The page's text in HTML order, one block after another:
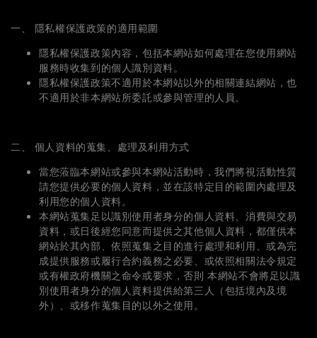
一、 隱私權保護政策的適用範圍
隱私權保護政策內容，包括本網站如何處理在您使用網站
服務時收集到的個人識別資料。
隱私權保護政策不適用於本網站以外的相關連結網站，也
不適用於非本網站所委託或參與管理的人員。
二、 個人資料的蒐集、處理及利用方式
當您蒞臨本網站或參與本網站活動時，我們將視活動性質
請您提供必要的個人資料，並在該特定目的範圍內處理及
利用您的個人資料。
本網站蒐集足以識別使用者身分的個人資料、消費與交易
資料，或日後經您同意而提供之其他個人資料，都僅供本
網站於其內部、依照蒐集之目的進行處理和利用、或為完
成提供服務或履行合約義務之必要、或依照相關法令規定
或有權政府機關之命令或要求，否則 本網站不會將足以識
別使用者身分的個人資料提供給第三人（包括境內及境
外）、或移作蒐集目的以外之使用。